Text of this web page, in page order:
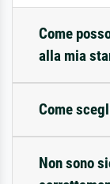
Come
alla mia
Come
Non sono